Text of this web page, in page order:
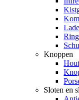
Knoppen
Sloten en